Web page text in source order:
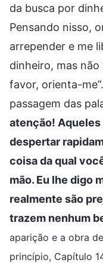
da busca por
Pensando nisso,
arrepender e me
dinheiro, mas
favor, orienta-
passagem das
atenção!
despertar
coisa da qual
mão. Eu lhe digo
realmente são
trazem nenhum
aparição e a obra
princípio, Capítulo